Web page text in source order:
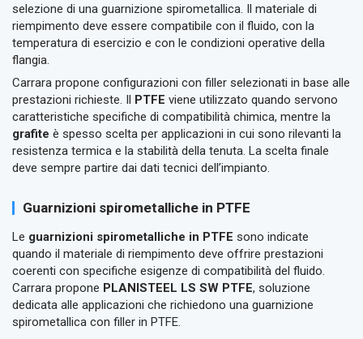
selezione di una guarnizione spirometallica. Il materiale di
riempimento deve essere compatibile con il fluido, con la
temperatura di esercizio e con le condizioni operative della
flangia.
Carrara propone configurazioni con filler selezionati in base alle
prestazioni richieste. Il PTFE viene utilizzato quando servono
caratteristiche specifiche di compatibilità chimica, mentre la
grafite è spesso scelta per applicazioni in cui sono rilevanti la
resistenza termica e la stabilità della tenuta. La scelta finale
deve sempre partire dai dati tecnici dell’impianto.
Guarnizioni spirometalliche in PTFE
Le guarnizioni spirometalliche in PTFE sono indicate
quando il materiale di riempimento deve offrire prestazioni
coerenti con specifiche esigenze di compatibilità del fluido.
Carrara propone PLANISTEEL LS SW PTFE, soluzione
dedicata alle applicazioni che richiedono una guarnizione
spirometallica con filler in PTFE.